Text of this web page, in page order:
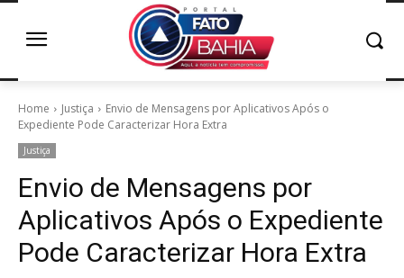
Home Justiça
Envio de Mensagens por Aplicativos Após o
Expediente Pode Caracterizar Hora Extra
Justiça
Envio de Mensagens por
Aplicativos Após o Expediente
Pode Caracterizar Hora Extra